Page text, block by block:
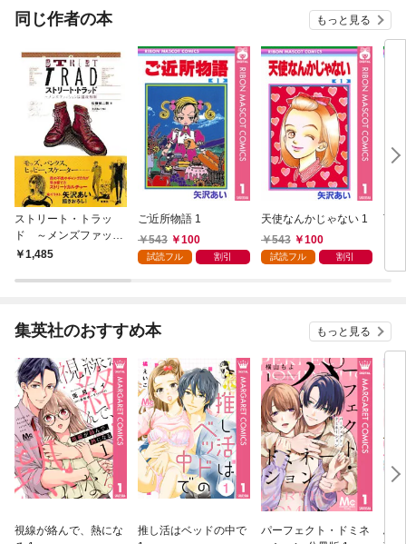
同じ作者の本 もっと見る
ストリート・トラッ
ド ～メンズファッシ
ョンは温故知新
1,485
ご近所物語 1
543
100
試読フル 割引
天使なんかじゃない 1
543
100
試読フル 割引
下
集英社のおすすめ本 もっと見る
視線が絡んで、熱にな
推し活はベッドの中で
パーフェクト・ドミネ
ふ